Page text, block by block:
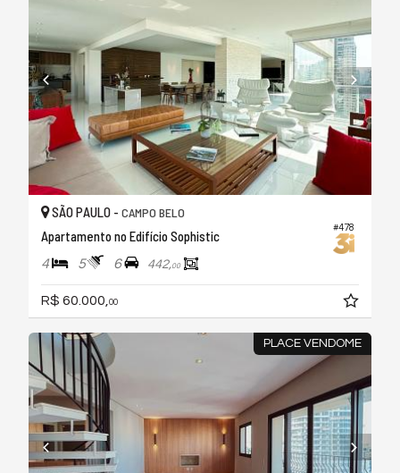
#478
SÃO PAULO - CAMPO BELO
Apartamento no Edifício Sophistic
4 5 6 442,00
R$ 60.000,00
PLACE VENDOME